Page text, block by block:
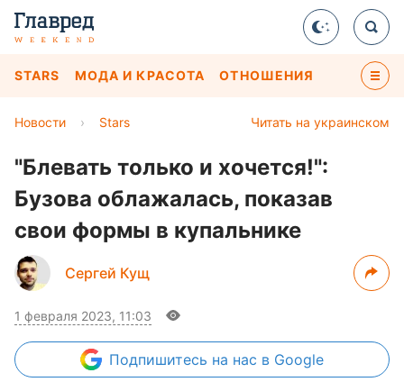
STARS МОДА И КРАСОТА ОТНОШЕНИЯ
Читать на украинском
Новости › Stars
"Блевать только и хочется!":
Бузова облажалась, показав
свои формы в купальнике
Сергей Кущ
1 февраля 2023, 11:03
Подпишитесь на нас в Google